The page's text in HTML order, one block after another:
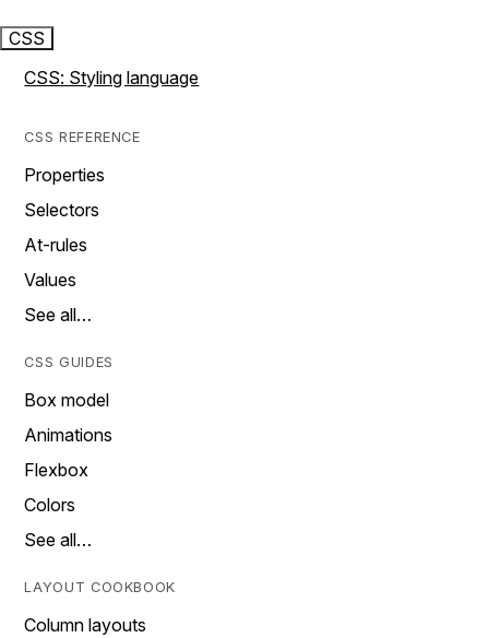
CSS
CSS: Styling language
CSS REFERENCE
Properties
Selectors
At-rules
Values
See all…
CSS GUIDES
Box model
Animations
Flexbox
Colors
See all…
LAYOUT COOKBOOK
Column layouts